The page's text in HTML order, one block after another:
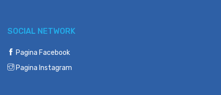
SOCIAL NETWORK
Pagina Facebook
Pagina Instagram